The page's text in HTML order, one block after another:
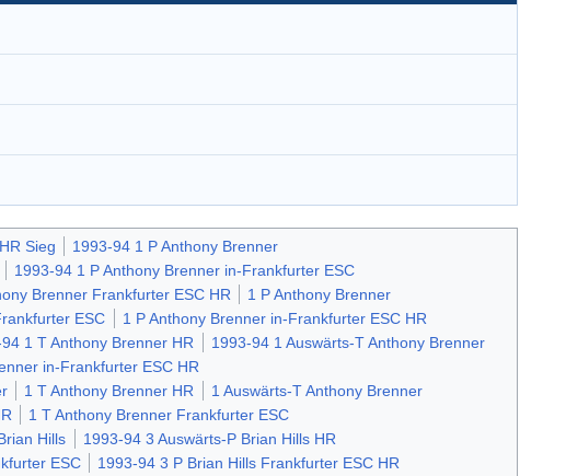
Sieg
1993-94 1 P Anthony Brenner
1993-94 1 P Anthony Brenner in-Frankfurter ESC
Brenner Frankfurter ESC HR
1 P Anthony Brenner
ESC
1 P Anthony Brenner in-Frankfurter ESC HR
1 T Anthony Brenner HR
1993-94 1 Auswärts-T Anthony Brenner
in-Frankfurter ESC HR
1 T Anthony Brenner HR
1 Auswärts-T Anthony Brenner
1 T Anthony Brenner Frankfurter ESC
Hills
1993-94 3 Auswärts-P Brian Hills HR
ESC
1993-94 3 P Brian Hills Frankfurter ESC HR